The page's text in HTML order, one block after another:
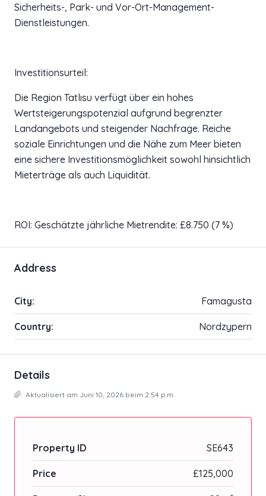
Sicherheits-, Park- und Vor-Ort-Management-
Dienstleistungen.
Investitionsurteil:
Die Region Tatlısu verfügt über ein hohes
Wertsteigerungspotenzial aufgrund begrenzter
Landangebots und steigender Nachfrage. Reiche
soziale Einrichtungen und die Nähe zum Meer bieten
eine sichere Investitionsmöglichkeit sowohl hinsichtlich
Mieterträge als auch Liquidität.
ROI: Geschätzte jährliche Mietrendite: £8.750 (7 %)
Address
City: Famagusta
Country: Nordzypern
Details
Aktualisiert am Juni 10, 2026 beim 2:54 p.m.
Property ID SE643
Price £125,000